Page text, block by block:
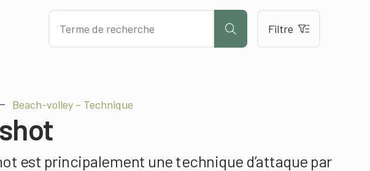
Filtre
Beach-volley – Technique
est principalement une technique d’attaque par